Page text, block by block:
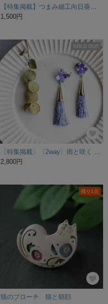
1,500円
SOLD OUT
2,800円
残り1点
猫のブローチ 猫と朝顔